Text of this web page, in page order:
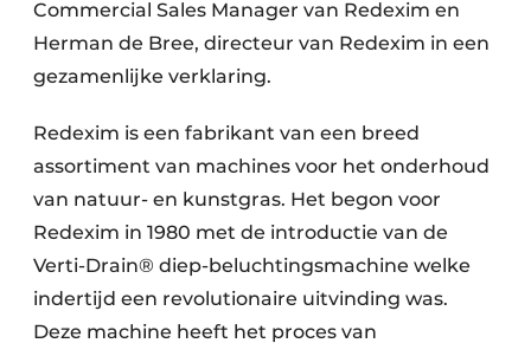
Commercial Sales Manager van Redexim en
Herman de Bree, directeur van Redexim in een
gezamenlijke verklaring.
Redexim is een fabrikant van een breed
assortiment van machines voor het onderhoud
van natuur- en kunstgras. Het begon voor
Redexim in 1980 met de introductie van de
Verti-Drain® diep-beluchtingsmachine welke
indertijd een revolutionaire uitvinding was.
Deze machine heeft het proces van